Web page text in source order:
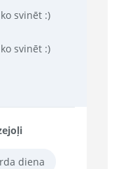
svinēt :)
svinēt :)
diena